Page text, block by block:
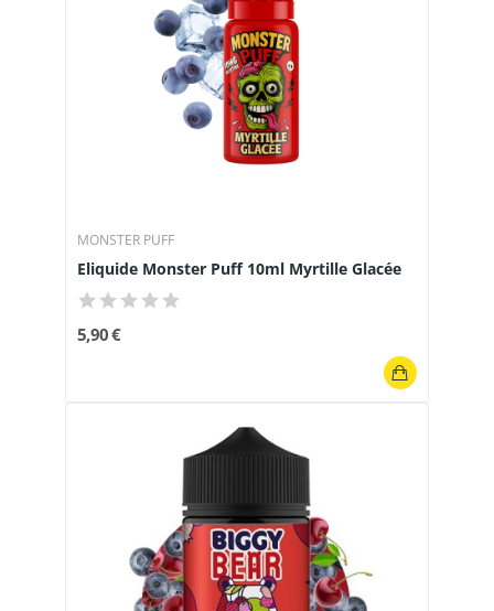
MONSTER PUFF
Eliquide Monster Puff 10ml Myrtille Glacée
5,90 €